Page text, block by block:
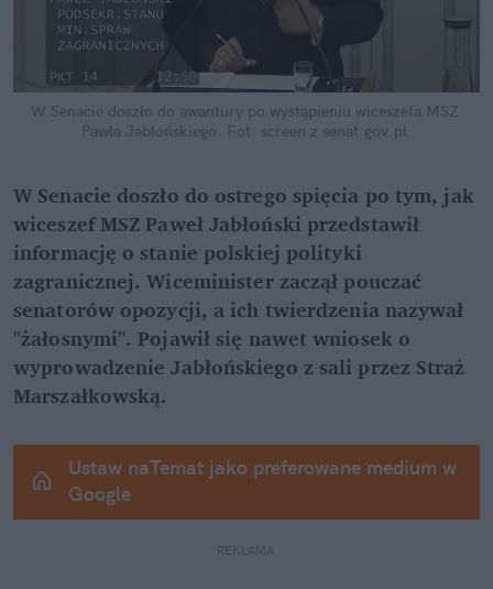
W Senacie doszło do awantury po wystąpieniu wiceszefa MSZ
Pawła Jabłońskiego. Fot. screen z senat.gov.pl
W Senacie doszło do ostrego spięcia po tym, jak
wiceszef MSZ Paweł Jabłoński przedstawił
informację o stanie polskiej polityki
zagranicznej. Wiceminister zaczął pouczać
senatorów opozycji, a ich twierdzenia nazywał
"żałosnymi". Pojawił się nawet wniosek o
wyprowadzenie Jabłońskiego z sali przez Straż
Marszałkowską.
Ustaw naTemat jako preferowane medium w
Google
REKLAMA